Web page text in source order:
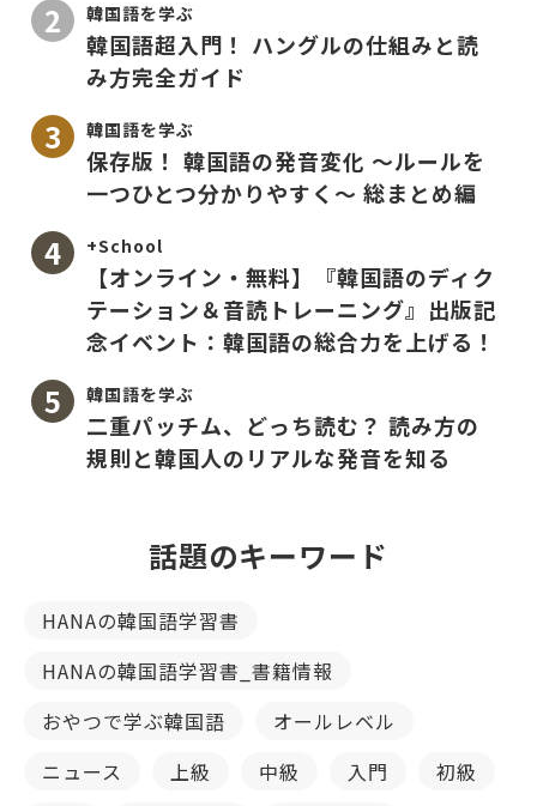
韓国語を学ぶ
韓国語超入門！ ハングルの仕組みと読
み方完全ガイド
韓国語を学ぶ
保存版！ 韓国語の発音変化 〜ルールを
一つひとつ分かりやすく〜 総まとめ編
+School
【オンライン・無料】『韓国語のディク
テーション＆音読トレーニング』出版記
念イベント：韓国語の総合力を上げる！
韓国語を学ぶ
二重パッチム、どっち読む？ 読み方の
規則と韓国人のリアルな発音を知る
話題のキーワード
HANAの韓国語学習書
HANAの韓国語学習書_書籍情報
おやつで学ぶ韓国語
オールレベル
ニュース
上級 中級 入門
初級